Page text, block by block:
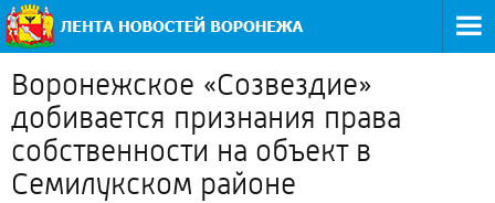
Воронежское «Созвездие»
добивается признания права
собственности на объект в
Семилукском районе